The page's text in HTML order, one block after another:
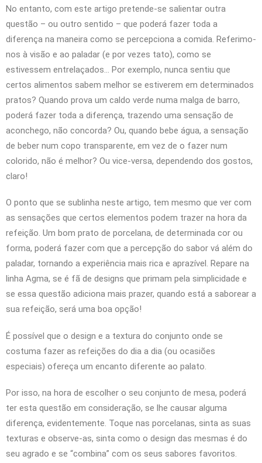
No entanto, com este artigo pretende-se salientar outra
questão – ou outro sentido – que poderá fazer toda a
diferença na maneira como se percepciona a comida. Referimo-
nos à visão e ao paladar (e por vezes tato), como se
estivessem entrelaçados… Por exemplo, nunca sentiu que
certos alimentos sabem melhor se estiverem em determinados
pratos? Quando prova um caldo verde numa malga de barro,
poderá fazer toda a diferença, trazendo uma sensação de
aconchego, não concorda? Ou, quando bebe água, a sensação
de beber num copo transparente, em vez de o fazer num
colorido, não é melhor? Ou vice-versa, dependendo dos gostos,
claro!
O ponto que se sublinha neste artigo, tem mesmo que ver com
as sensações que certos elementos podem trazer na hora da
refeição. Um bom prato de porcelana, de determinada cor ou
forma, poderá fazer com que a percepção do sabor vá além do
paladar, tornando a experiência mais rica e aprazível. Repare na
linha Agma, se é fã de designs que primam pela simplicidade e
se essa questão adiciona mais prazer, quando está a saborear a
sua refeição, será uma boa opção!
É possível que o design e a textura do conjunto onde se
costuma fazer as refeições do dia a dia (ou ocasiões
especiais) ofereça um encanto diferente ao palato.
Por isso, na hora de escolher o seu conjunto de mesa, poderá
ter esta questão em consideração, se lhe causar alguma
diferença, evidentemente. Toque nas porcelanas, sinta as suas
texturas e observe-as, sinta como o design das mesmas é do
seu agrado e se “combina” com os seus sabores favoritos.